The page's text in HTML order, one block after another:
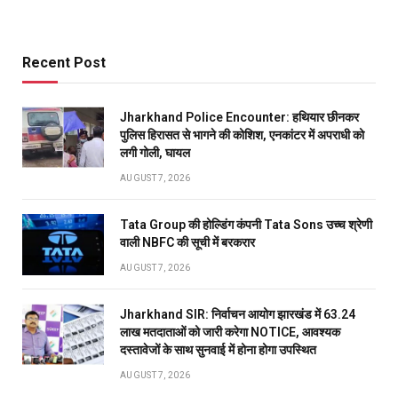
Recent Post
Jharkhand Police Encounter: हथियार छीनकर
पुलिस हिरासत से भागने की कोशिश, एनकांटर में अपराधी को
लगी गोली, घायल
AUGUST 7, 2026
Tata Group की होल्डिंग कंपनी Tata Sons उच्च श्रेणी
वाली NBFC की सूची में बरकरार
AUGUST 7, 2026
Jharkhand SIR: निर्वाचन आयोग झारखंड में 63.24
लाख मतदाताओं को जारी करेगा NOTICE, आवश्यक
दस्तावेजों के साथ सुनवाई में होना होगा उपस्थित
AUGUST 7, 2026